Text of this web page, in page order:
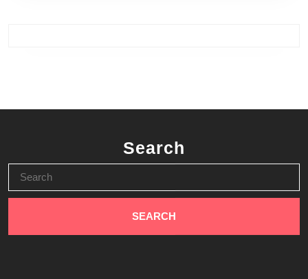
Search
for: